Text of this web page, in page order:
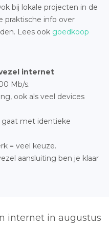
bij lokale projecten in de
praktische info over
Lees ook goedkoop
internet
Mb/s.
ook als veel devices
gaat met identieke
= veel keuze.
aansluiting ben je klaar
internet in augustus